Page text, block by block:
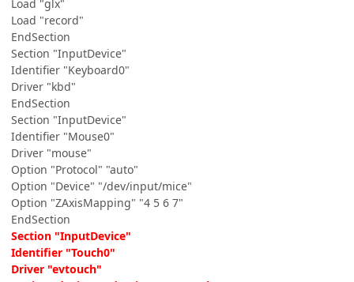
Load "glx"
Load "record"
EndSection
Section "InputDevice"
Identifier "Keyboard0"
Driver "kbd"
EndSection
Section "InputDevice"
Identifier "Mouse0"
Driver "mouse"
Option "Protocol" "auto"
Option "Device" "/dev/input/mice"
Option "ZAxisMapping" "4 5 6 7"
EndSection
Section "InputDevice"
Identifier "Touch0"
Driver "evtouch"